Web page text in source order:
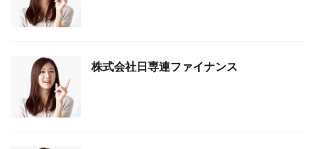
株式会社日専連ファイナンス